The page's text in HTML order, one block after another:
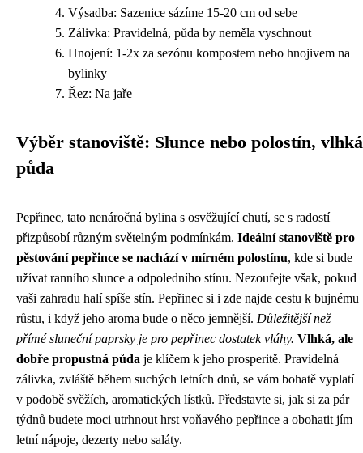
Výsadba: Sazenice sázíme 15-20 cm od sebe
Zálivka: Pravidelná, půda by neměla vyschnout
Hnojení: 1-2x za sezónu kompostem nebo hnojivem na
bylinky
Řez: Na jaře
Výběr stanoviště: Slunce nebo polostín, vlhká
půda
Pepřinec, tato nenáročná bylina s osvěžující chutí, se s radostí
přizpůsobí různým světelným podmínkám. Ideální stanoviště pro
pěstování pepřince se nachází v mírném polostínu, kde si bude
užívat ranního slunce a odpoledního stínu. Nezoufejte však, pokud
vaši zahradu halí spíše stín. Pepřinec si i zde najde cestu k bujnému
růstu, i když jeho aroma bude o něco jemnější. Důležitější než
přímé sluneční paprsky je pro pepřinec dostatek vláhy. Vlhká, ale
dobře propustná půda je klíčem k jeho prosperitě. Pravidelná
zálivka, zvláště během suchých letních dnů, se vám bohatě vyplatí
v podobě svěžích, aromatických lístků. Představte si, jak si za pár
týdnů budete moci utrhnout hrst voňavého pepřince a obohatit jím
letní nápoje, dezerty nebo saláty.